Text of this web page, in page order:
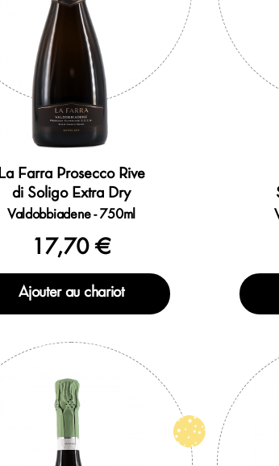
La Farra Prosecco Rive
di Soligo Extra Dry
Valdobbiadene - 750ml
17,70 €
Ajouter au chariot